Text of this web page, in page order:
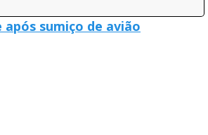
sumiço de avião